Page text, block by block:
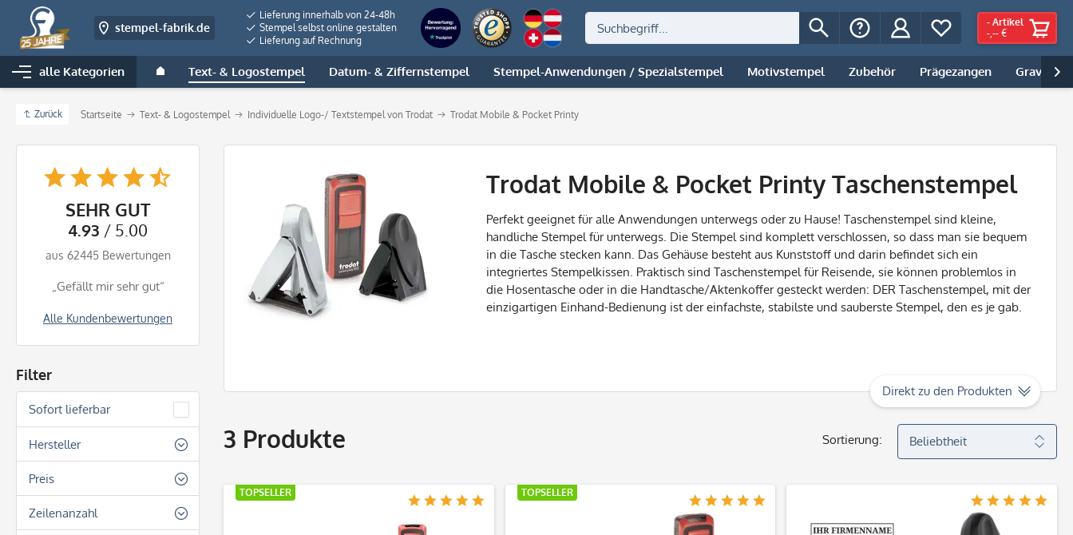
stempel-fabrik.de
Lieferung innerhalb von 24-48h
Stempel selbst online gestalten
Lieferung auf Rechnung
- Artikel
-,-- €
alle Kategorien Text- & Logostempel Datum- & Ziffernstempel Stempel-Anwendungen / Spezialstempel Motivstempel Zubehör Prägezangen Gravur |

Zurück Startseite Text- & Logostempel Individuelle Logo-/ Textstempel von Trodat Trodat Mobile & Pocket Printy
SEHR GUT
4.93 / 5.00
aus 62445 Bewertungen
Alle Kundenbewertungen
„Gefällt mir sehr gut“
Filter
Sofort lieferbar
Hersteller
Trodat
Preis
von21,40 €bis35,20 €
Zeilenanzahl
Trodat Mobile & Pocket Printy Taschenstempel
Perfekt geeignet für alle Anwendungen unterwegs oder zu Hause! Taschenstempel sind kleine,
handliche Stempel für unterwegs. Die Stempel sind komplett verschlossen, so dass man sie bequem
in die Tasche stecken kann. Das Gehäuse besteht aus Kunststoff und darin befindet sich ein
integriertes Stempelkissen. Praktisch sind Taschenstempel für Reisende, sie können problemlos in
die Hosentasche oder in die Handtasche/Aktenkoffer gesteckt werden: DER Taschenstempel, mit der
einzigartigen Einhand-Bedienung ist der einfachste, stabilste und sauberste Stempel, den es je gab.
Direkt zu den Produkten
3 Produkte Sortierung:
TOPSELLER TOPSELLER